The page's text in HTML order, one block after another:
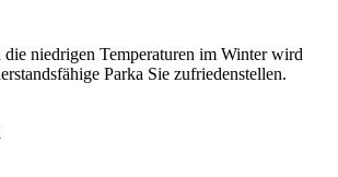
die niedrigen Temperaturen im Winter wird
Parka Sie zufriedenstellen.